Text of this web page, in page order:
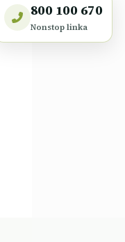
800 100 670
Nonstop linka